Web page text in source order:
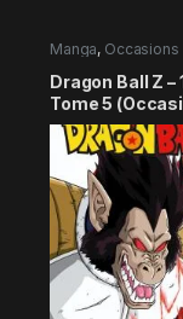
Manga, Occasions
Dragon Ball Z –
Tome 5